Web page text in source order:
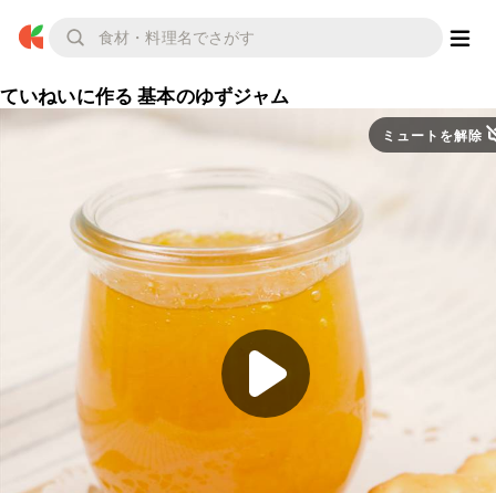
ていねいに作る 基本のゆずジャム
ミュートを解除